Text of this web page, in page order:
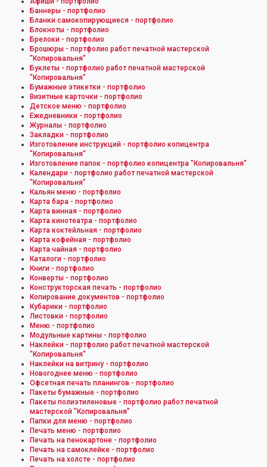
Баннеры - портфолио
Бланки самокопирующиеся - портфолио
Блокноты - портфолио
Брелоки - портфолио
Брошюры - портфолио работ печатной мастерской
"Копировальня"
Буклеты - портфолио работ печатной мастерской
"Копировальня"
Бумажные этикетки - портфолио
Визитные карточки - портфолио
Детское меню - портфолио
Ежедневники - портфолио
Журналы - портфолио
Закладки - портфолио
Изготовление инструкций - портфолио копицентра
"Копировальня"
Изготовление папок - портфолио копицентра "Копировальня"
Календари - портфолио работ печатной мастерской
"Копировальня"
Кальян меню - портфолио
Карта бара - портфолио
Карта винная - портфолио
Карта кинотеатра - портфолио
Карта коктейльная - портфолио
Карта кофейная - портфолио
Карта чайная - портфолио
Каталоги - портфолио
Книги - портфолио
Конверты - портфолио
Конструкторская печать - портфолио
Копирование документов - портфолио
Кубарики - портфолио
Листовки - портфолио
Меню - портфолио
Модульные картины - портфолио
Наклейки - портфолио работ печатной мастерской
"Копировальня"
Наклейки на витрину - портфолио
Новогоднее меню - портфолио
Офсетная печать планингов - портфолио
Пакеты бумажные - портфолио
Пакеты полиэтиленовые - портфолио работ печатной
мастерской "Копировальня"
Папки для меню - портфолио
Печать меню - портфолио
Печать на пенокартоне - портфолио
Печать на самоклейке - портфолио
Печать на холсте - портфолио